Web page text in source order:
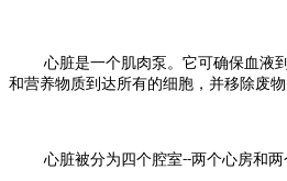
心脏是一个肌肉泵。它可确保血液
和营养物质到达所有的细胞，并移除废物
心脏被分为四个腔室--两个心房和两